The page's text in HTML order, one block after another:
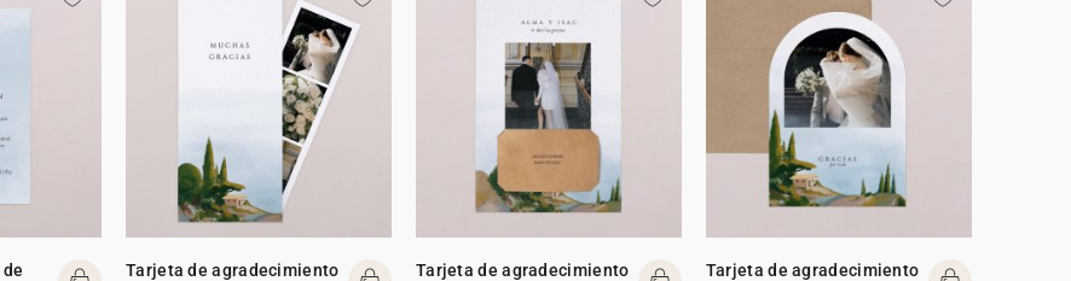
Tarjeta de agradecimiento Tarjeta de agradecimiento Tarjeta de agradecimiento